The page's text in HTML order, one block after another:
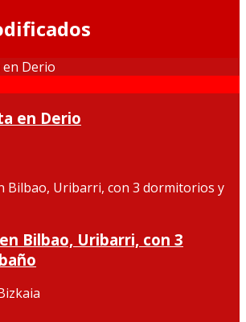
en Derio
Bilbao, Uribarri, con 3